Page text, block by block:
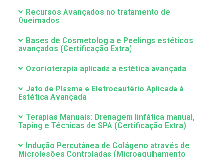
Recursos Avançados no tratamento de
Queimados
Bases de Cosmetologia e Peelings estéticos
avançados (Certificação Extra)
Ozonioterapia aplicada a estética avançada
Jato de Plasma e Eletrocautério Aplicada à
Estética Avançada
Terapias Manuais: Drenagem linfática manual,
Taping e Técnicas de SPA (Certificação Extra)
Indução Percutânea de Colágeno através de
Microlesões Controladas (Microagulhamento